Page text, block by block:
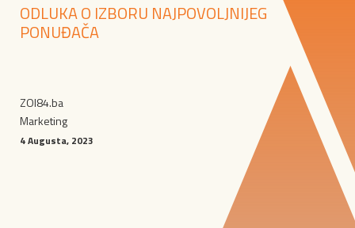
ODLUKA O IZBORU NAJPOVOLJNIJEG
PONUĐAČA
ZOI84.ba
Marketing
4 Augusta, 2023